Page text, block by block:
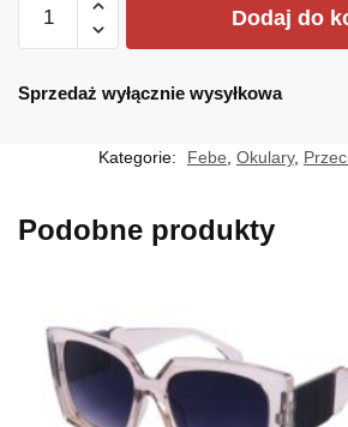
Dodaj do
Sprzedaż wyłącznie wysyłkowa
Kategorie: Febe Okulary,
Podobne produkty